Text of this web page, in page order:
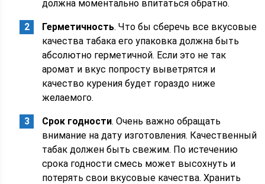
должна моментально впитаться обратно.
Герметичность. Что бы сберечь все вкусовые
качества табака его упаковка должна быть
абсолютно герметичной. Если это не так
аромат и вкус попросту выветрятся и
качество курения будет гораздо ниже
желаемого.
Срок годности. Очень важно обращать
внимание на дату изготовления. Качественный
табак должен быть свежим. По истечению
срока годности смесь может высохнуть и
потерять свои вкусовые качества. Хранить